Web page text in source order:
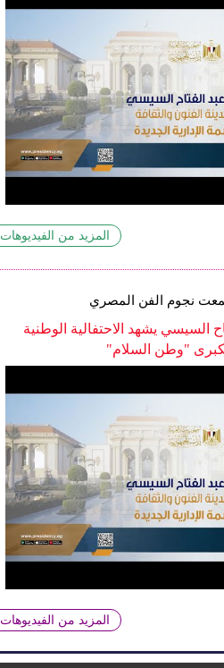
المزيد من الفيديوهات
نجوم الفن المصري
السيسي يشهد الاحتفالية الوطنية
"وطن السلام"
المزيد من الفيديوهات